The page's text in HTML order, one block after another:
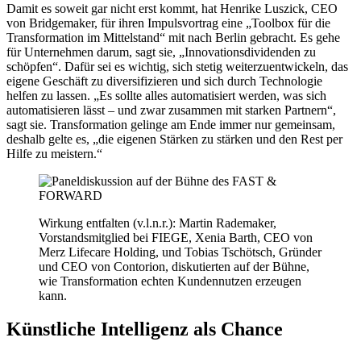
Damit es soweit gar nicht erst kommt, hat Henrike Luszick, CEO
von Bridgemaker, für ihren Impulsvortrag eine „Toolbox für die
Transformation im Mittelstand“ mit nach Berlin gebracht. Es gehe
für Unternehmen darum, sagt sie, „Innovationsdividenden zu
schöpfen“. Dafür sei es wichtig, sich stetig weiterzuentwickeln, das
eigene Geschäft zu diversifizieren und sich durch Technologie
helfen zu lassen. „Es sollte alles automatisiert werden, was sich
automatisieren lässt – und zwar zusammen mit starken Partnern“,
sagt sie. Transformation gelinge am Ende immer nur gemeinsam,
deshalb gelte es, „die eigenen Stärken zu stärken und den Rest per
Hilfe zu meistern.“
Wirkung entfalten (v.l.n.r.): Martin Rademaker,
Vorstandsmitglied bei FIEGE, Xenia Barth, CEO von
Merz Lifecare Holding, und Tobias Tschötsch, Gründer
und CEO von Contorion, diskutierten auf der Bühne,
wie Transformation echten Kundennutzen erzeugen
kann.
Künstliche Intelligenz als Chance